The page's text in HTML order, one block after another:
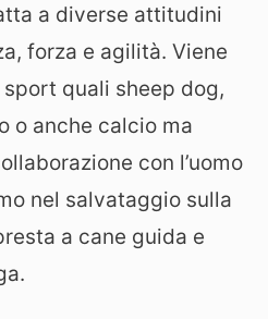
a diverse attitudini
forza e agilità. Viene
quali sheep dog,
o anche calcio ma
con l’uomo
nel salvataggio sulla
a cane guida e